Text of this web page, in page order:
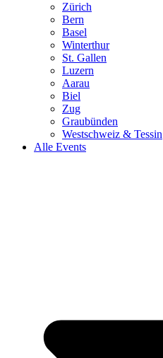
Zürich
Bern
Basel
Winterthur
St. Gallen
Luzern
Aarau
Biel
Zug
Graubünden
Westschweiz & Tessin
Alle Events